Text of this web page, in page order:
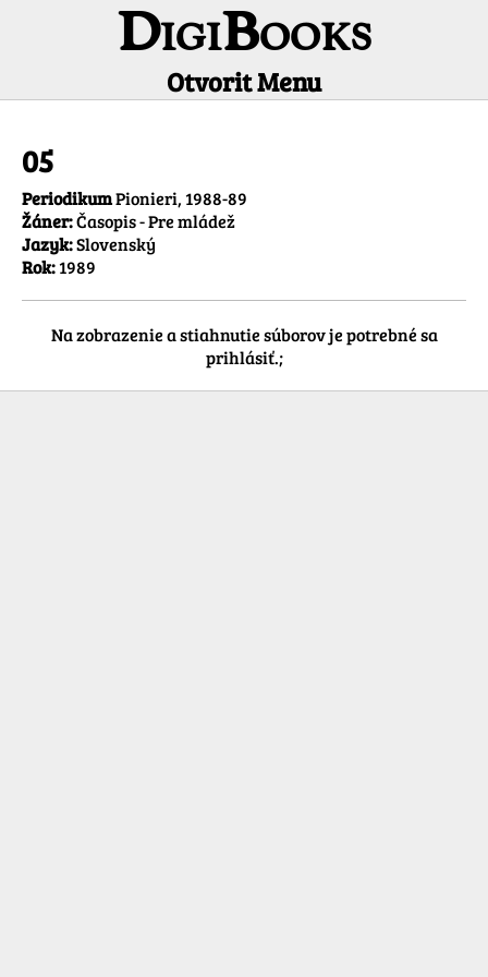
DigiBooks
Otvorit Menu
05
PeriodikumPionieri, 1988-89
Žáner:Časopis - Pre mládež
Jazyk:Slovenský
Rok:1989
Na zobrazenie a stiahnutie súborov je potrebné sa
prihlásiť.;